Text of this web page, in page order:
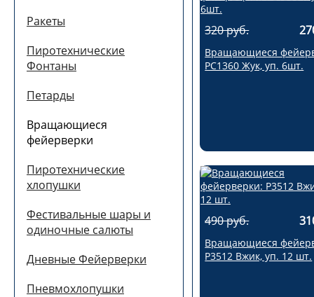
Ракеты
Пиротехнические
Фонтаны
Петарды
Вращающиеся
фейерверки
Пиротехнические
хлопушки
Фестивальные шары и
одиночные салюты
Дневные Фейерверки
Пневмохлопушки
320 руб.
Вращающиеся
РС1360 Жук, уп. 6шт.
490 руб.
Вращающиеся
Р3512 Вжик, уп. 12 шт.